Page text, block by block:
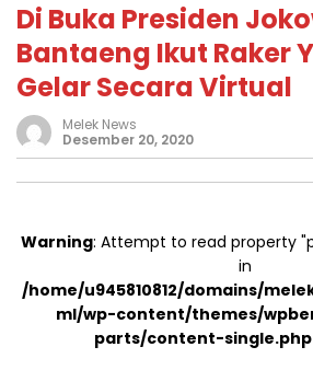
Di Buka Presiden
Bantaeng Ikut Raker
Gelar Secara Virtual
Melek News
Desember 20, 2020
Warning: Attempt to read property
in
/home/u945810812/domains/
ml/wp-content/themes/
parts/content-single.php